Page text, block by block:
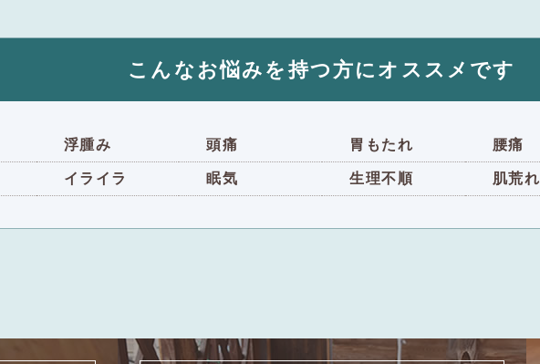
こんなお悩みを持つ方にオススメです
浮腫み 頭痛 胃もたれ 腰痛
イライラ 眠気 生理不順 肌荒れ